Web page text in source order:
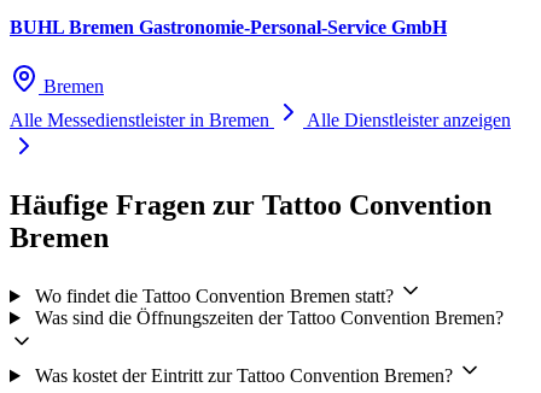
BUHL Bremen Gastronomie-Personal-Service GmbH
Bremen
Alle Messedienstleister in Bremen
Alle Dienstleister anzeigen
Häufige Fragen zur Tattoo Convention
Bremen
Wo findet die Tattoo Convention Bremen statt?
Was sind die Öffnungszeiten der Tattoo Convention Bremen?
Was kostet der Eintritt zur Tattoo Convention Bremen?